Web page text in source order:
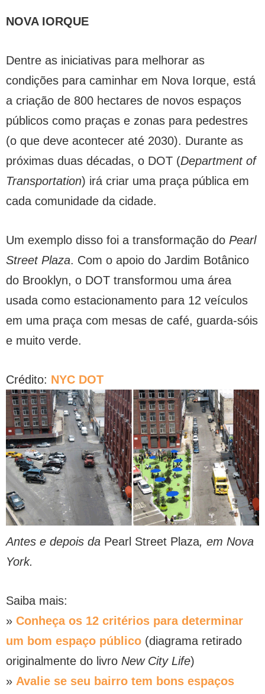
NOVA IORQUE
Dentre as iniciativas para melhorar as
condições para caminhar em Nova Iorque, está
a criação de 800 hectares de novos espaços
públicos como praças e zonas para pedestres
(o que deve acontecer até 2030). Durante as
próximas duas décadas, o DOT (Department of
Transportation) irá criar uma praça pública em
cada comunidade da cidade.
Um exemplo disso foi a transformação do Pearl
Street Plaza. Com o apoio do Jardim Botânico
do Brooklyn, o DOT transformou uma área
usada como estacionamento para 12 veículos
em uma praça com mesas de café, guarda-sóis
e muito verde.
Crédito: NYC DOT
Antes e depois da Pearl Street Plaza, em Nova
York.
Saiba mais:
» Conheça os 12 critérios para determinar
um bom espaço público (diagrama retirado
originalmente do livro New City Life)
» Avalie se seu bairro tem bons espaços